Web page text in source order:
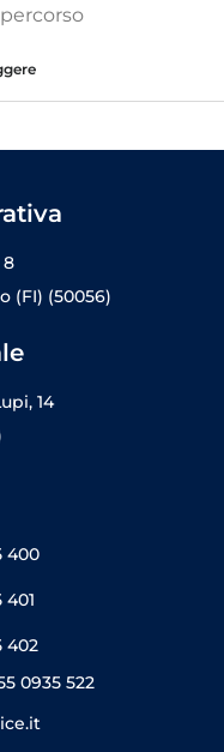
8
(FI) (50056)
14
400
401
402
0935 522